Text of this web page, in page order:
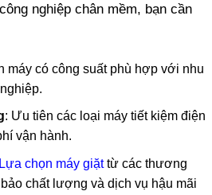
nghiệp chân mềm, bạn cần
máy có công suất phù hợp với nhu
: Ưu tiên các loại máy tiết kiệm điện
vận hành.
Lựa chọn máy giặttừ các thương
chất lượng và dịch vụ hậu mãi